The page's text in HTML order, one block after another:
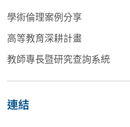
學術倫理案例分享
高等教育深耕計畫
教師專長暨研究查詢系統
連結